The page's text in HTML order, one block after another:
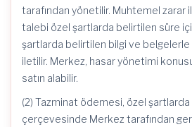
tarafından yönetilir. Muhtemel zarar
talebi özel şartlarda belirtilen süre
şartlarda belirtilen bilgi ve
iletilir. Merkez, hasar yönetimi
satın alabilir.
(2) Tazminat ödemesi, özel
çerçevesinde Merkez tarafından